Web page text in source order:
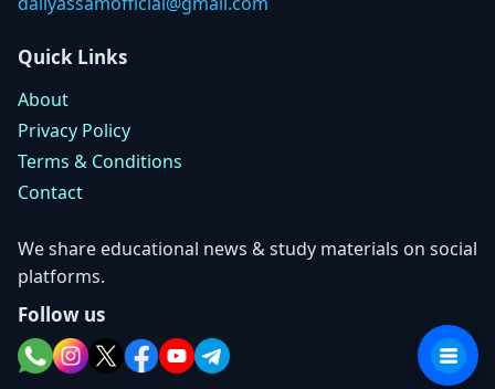
Quick Links
About
Privacy Policy
Terms & Conditions
Contact
We share educational news & study materials on social
platforms.
Follow us